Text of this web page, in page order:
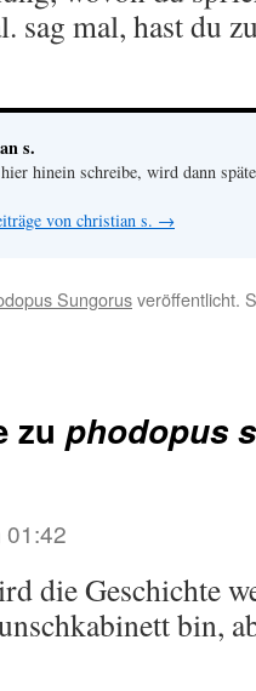
sag mal, hast du
s.
hinein schreibe, wird dann
von christian s. →
Sungorusveröffentlicht.
zu phodopus
01:42
die Geschichte
bin,